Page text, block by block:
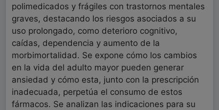
polimedicados y frágiles con trastornos mentales
graves, destacando los riesgos asociados a su
uso prolongado, como deterioro cognitivo,
caídas, dependencia y aumento de la
morbimortalidad. Se expone cómo los cambios
en la vida del adulto mayor pueden generar
ansiedad y cómo esta, junto con la prescripción
inadecuada, perpetúa el consumo de estos
fármacos. Se analizan las indicaciones para su